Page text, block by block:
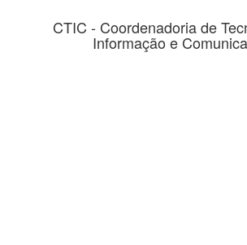
CTIC - Coordenadoria de
Informação e